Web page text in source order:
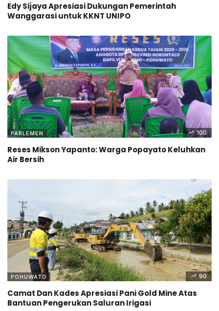
Edy Sijaya Apresiasi Dukungan Pemerintah
Wanggarasi untuk KKNT UNIPO
PARLEMEN 100
Reses Mikson Yapanto: Warga Popayato Keluhkan
Air Bersih
POHUWATO 90
Camat Dan Kades Apresiasi Pani Gold Mine Atas
Bantuan Pengerukan Saluran Irigasi